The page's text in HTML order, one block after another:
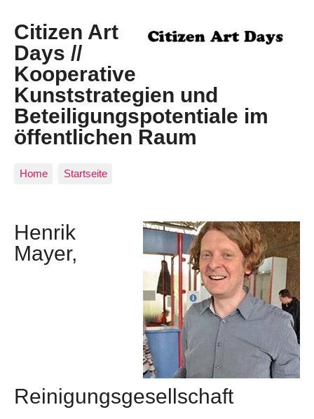
Citizen Art
Days //
Kooperative
Kunststrategien und
Beteiligungspotentiale im
öffentlichen Raum
Home Startseite
Henrik
Mayer,
Reinigungsgesellschaft